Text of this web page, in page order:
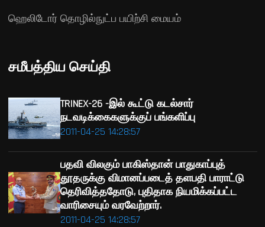
ஹெலிடோர் தொழில்நுட்ப பயிற்சி மையம்
சமீபத்திய செய்தி
2011-04-25 14:28:57
TRINEX-26 -இல் கூட்டு கடல்சார்
நடவடிக்கைகளுக்குப் பங்களிப்பு
2011-04-25 14:28:57
பதவி விலகும் பாகிஸ்தான் பாதுகாப்புத்
தூதருக்கு விமானப்படைத் தளபதி பாராட்டு
தெரிவித்ததோடு, புதிதாக நியமிக்கப்பட்ட
வாரிசையும் வரவேற்றார்.